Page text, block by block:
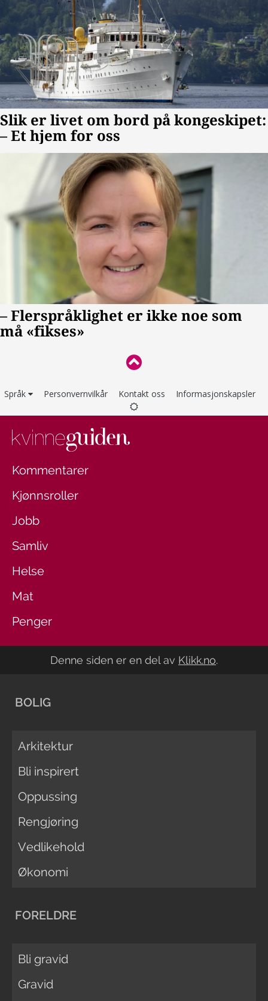
Språk Personvernvilkår Kontakt oss Informasjonskapsler
Kommentarer
Kjønnsroller
Jobb
Samliv
Helse
Mat
Penger
Denne siden er en del av Klikk.no.
BOLIG
Arkitektur
Bli inspirert
Oppussing
Rengjøring
Vedlikehold
Økonomi
FORELDRE
Bli gravid
Gravid